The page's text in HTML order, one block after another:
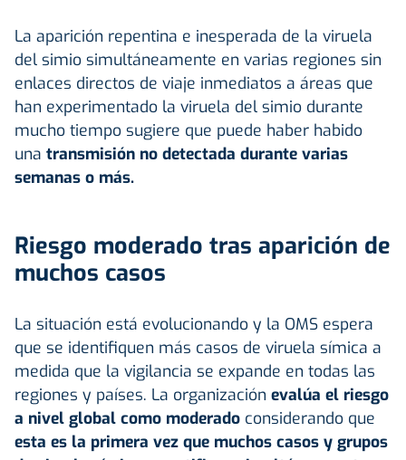
La aparición repentina e inesperada de la viruela
del simio simultáneamente en varias regiones sin
enlaces directos de viaje inmediatos a áreas que
han experimentado la viruela del simio durante
mucho tiempo sugiere que puede haber habido
una transmisión no detectada durante varias
semanas o más.
Riesgo moderado tras aparición de
muchos casos
La situación está evolucionando y la OMS espera
que se identifiquen más casos de viruela símica a
medida que la vigilancia se expande en todas las
regiones y países. La organización evalúa el riesgo
a nivel global como moderado considerando que
esta es la primera vez que muchos casos y grupos